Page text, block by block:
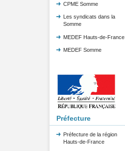
CPME Somme
Les syndicats dans la
Somme
MEDEF Hauts-de-France
MEDEF Somme
Préfecture
Préfecture de la région
Hauts-de-France